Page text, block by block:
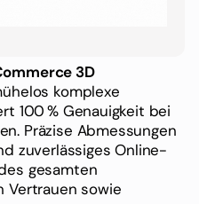
3D
komplexe
100 % Genauigkeit bei
Präzise Abmessungen
zuverlässiges Online-
gesamten
Vertrauen sowie